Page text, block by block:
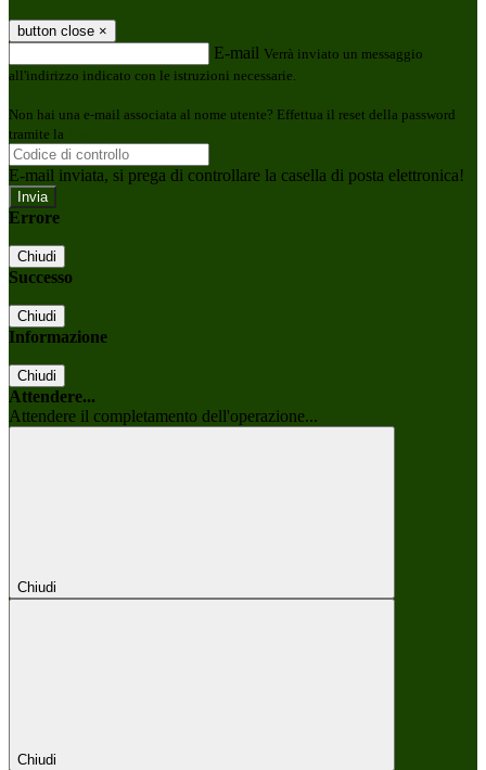
button close ×
E-mail Verrà inviato un messaggio
all'indirizzo indicato con le istruzioni necessarie.
Non hai una e-mail associata al nome utente? Effettua il reset della password
tramite la
E-mail inviata, si prega di controllare la casella di posta elettronica!
Errore
Chiudi
Successo
Chiudi
Informazione
Chiudi
Attendere...
Attendere il completamento dell'operazione...
Chiudi
Chiudi